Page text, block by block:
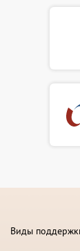
Виды